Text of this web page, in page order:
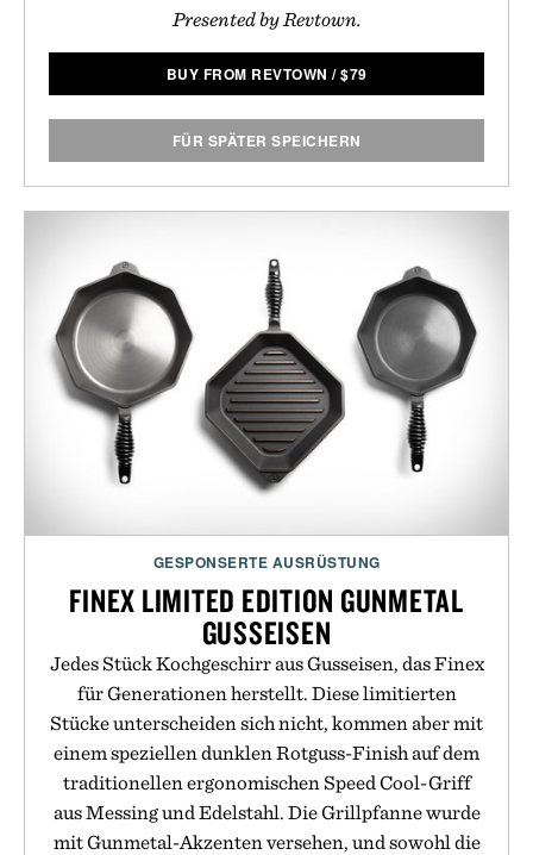
Presented by Revtown.
BUY FROM REVTOWN /$79
FÜR SPÄTER SPEICHERN
GESPONSERTE AUSRÜSTUNG
FINEX LIMITED EDITION GUNMETAL
GUSSEISEN
Jedes Stück Kochgeschirr aus Gusseisen, das Finex
für Generationen herstellt. Diese limitierten
Stücke unterscheiden sich nicht, kommen aber mit
einem speziellen dunklen Rotguss-Finish auf dem
traditionellen ergonomischen Speed Cool-Griff
aus Messing und Edelstahl. Die Grillpfanne wurde
mit Gunmetal-Akzenten versehen, und sowohl die